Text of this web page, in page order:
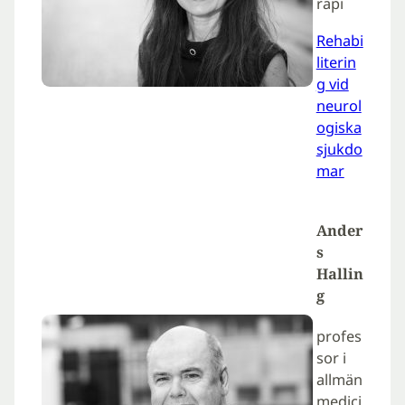
Rehabi
literin
g vid
neurol
ogiska
sjukdo
mar
Ander
s
Hallin
g
profes
sor i
allmän